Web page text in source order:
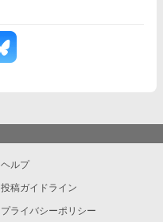
ヘルプ
投稿ガイドライン
プライバシーポリシー